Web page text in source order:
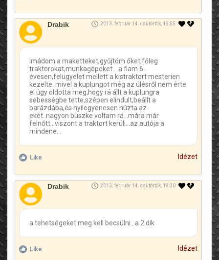
Drabik 2013. február 14. csütörtök, 19:55
imádom a maketteket,gyűjtöm őket,főleg
traktorokat,munkagépeket... a fiam 6-
évesen,felügyelet mellett a kistraktort mesterien
kezelte. mivel a kuplungot még az ülésről nem érte
el úgy oldotta meg,hogy rá állt a kuplungra
sebességbe tette,szépen elindult,beállt a
barázdába,és nyílegyenesen húzta az
ekét..nagyon büszke voltam rá...mára már
felnőtt...viszont a traktort kerüli...az autója a
mindene...
Like Idézet
Drabik 2013. február 14. csütörtök, 19:30
a tehetségeket meg kell becsülni...a 2.dik
Like Idézet